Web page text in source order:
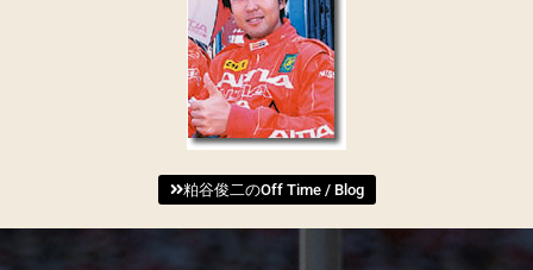
粕谷俊二のOff Time / Blog